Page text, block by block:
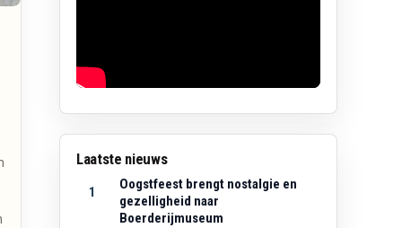
Laatste nieuws
1
Oogstfeest brengt nostalgie en
gezelligheid naar
Boerderijmuseum